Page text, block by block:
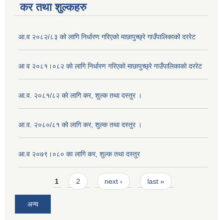
कर तथा शुल्कहरु
आ.व २०८२/८३ को लागि निर्धारण गरिएको माछापुच्छ्रे गाउँपालिकाको दररेट
आ व २०८१।०८२ को लागि निर्धारण गरिएको माछापुच्छ्रे गाउँपालिकाको दररेट
आ.व. २०८१/८२ को लागि कर, शुल्क तथा दस्तुर ।
आ.व. २०८०/८१ को लागि कर, शुल्क तथा दस्तुर ।
आ.व २०७९।०८० का लागि कर, शुल्क तथा दस्तुर
Pages1 2 next › last »
अन्य